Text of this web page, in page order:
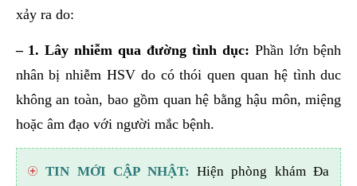
xảy ra do:
– 1. Lây nhiễm qua đường tình dục: Phần lớn bệnh
nhân bị nhiễm HSV do có thói quen quan hệ tình duc
không an toàn, bao gồm quan hệ bằng hậu môn, miệng
hoặc âm đạo với người mắc bệnh.
TIN MỚI CẬP NHẬT: Hiện phòng khám Đa